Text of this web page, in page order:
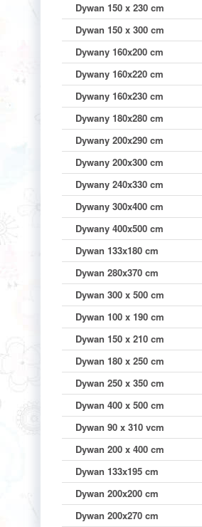
Dywan 150 x 230 cm
Dywan 150 x 300 cm
Dywany 160x200 cm
Dywany 160x220 cm
Dywany 160x230 cm
Dywany 180x280 cm
Dywany 200x290 cm
Dywany 200x300 cm
Dywany 240x330 cm
Dywany 300x400 cm
Dywany 400x500 cm
Dywan 133x180 cm
Dywan 280x370 cm
Dywan 300 x 500 cm
Dywan 100 x 190 cm
Dywan 150 x 210 cm
Dywan 180 x 250 cm
Dywan 250 x 350 cm
Dywan 400 x 500 cm
Dywan 90 x 310 vcm
Dywan 200 x 400 cm
Dywan 133x195 cm
Dywan 200x200 cm
Dywan 200x270 cm